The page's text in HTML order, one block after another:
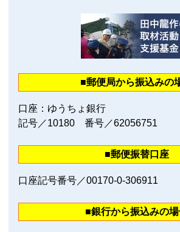
■郵便局から振込みの
口座：ゆうちょ銀行
記号／10180 番号／62056751
■郵便振替口座
口座記号番号／00170‐0‐306911
■銀行から振込みの